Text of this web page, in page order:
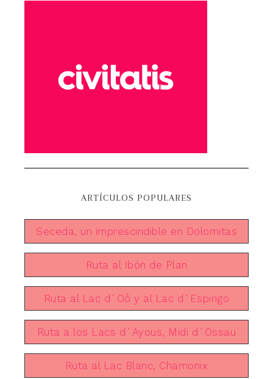
ARTÍCULOS POPULARES
Seceda, un imprescindible en Dolomitas
Ruta al Ibón de Plan
Ruta al Lac d´Oô y al Lac d´Espingo
Ruta a los Lacs d´Ayous, Midi d´Ossau
Ruta al Lac Blanc, Chamonix